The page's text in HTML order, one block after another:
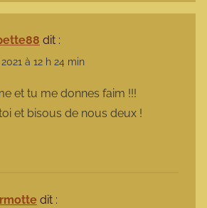
dit :
à 12 h 24 min
et tu me donnes faim !!!
et bisous de nous deux !
dit :